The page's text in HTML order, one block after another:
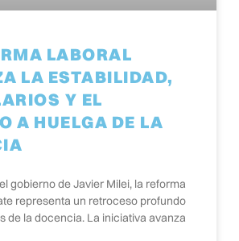
LABORAL
LA ESTABILIDAD,
Y EL
A HUELGA DE LA
gobierno de Javier Milei, la reforma
representa un retroceso profundo
de la docencia. La iniciativa avanza